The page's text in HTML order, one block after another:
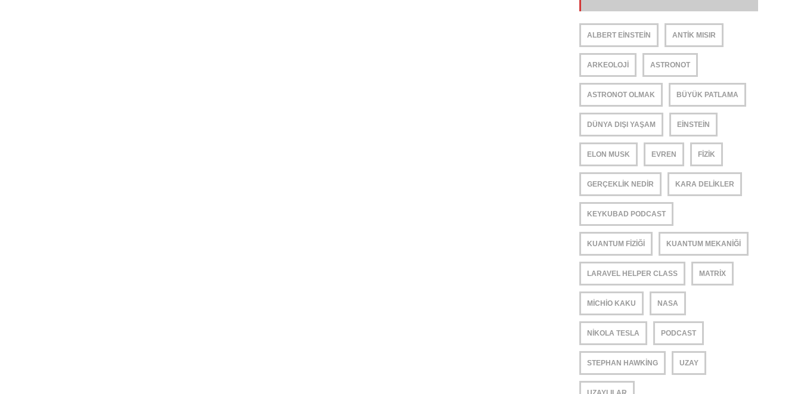
ALBERT EINSTEIN ANTIK MISIR
ARKEOLOJI ASTRONOT
ASTRONOT OLMAK BÜYÜK PATLAMA
DÜNYA DIŞI YAŞAM EINSTEIN
ELON MUSK EVREN FIZIK
GERÇEKLIK NEDIR KARA DELIKLER
KEYKUBAD PODCAST
KUANTUM FIZIĞI KUANTUM MEKANIĞI
LARAVEL HELPER CLASS MATRIX
MICHIO KAKU NASA
NIKOLA TESLA PODCAST
STEPHAN HAWKING UZAY